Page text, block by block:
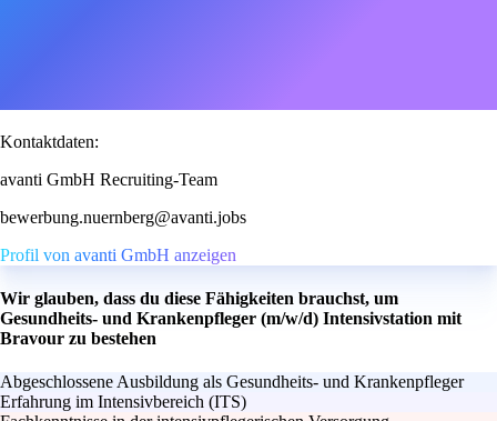
Kontaktdaten:
avanti GmbH Recruiting-Team
bewerbung.nuernberg@avanti.jobs
Profil von avanti GmbH anzeigen
Wir glauben, dass du diese Fähigkeiten brauchst, um
Gesundheits- und Krankenpfleger (m/w/d) Intensivstation mit
Bravour zu bestehen
Abgeschlossene Ausbildung als Gesundheits- und Krankenpfleger
Erfahrung im Intensivbereich (ITS)